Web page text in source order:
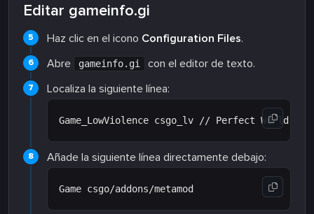
Editar gameinfo.gi
Haz clic en el icono Configuration Files.
Abre
gameinfo.gi
con el editor de texto.
Localiza la siguiente línea:
Añade la siguiente línea directamente debajo: